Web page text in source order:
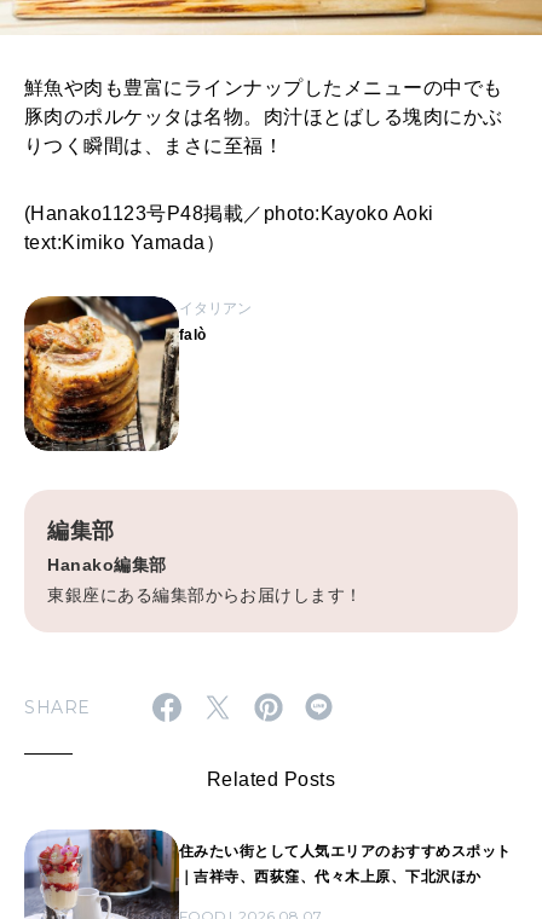
鮮魚や肉も豊富にラインナップしたメニューの中でも
豚肉のポルケッタは名物。肉汁ほとばしる塊肉にかぶ
りつく瞬間は、まさに至福！
(Hanako1123号P48掲載／photo:Kayoko Aoki
text:Kimiko Yamada）
イタリアン
falò
編集部
Hanako編集部
東銀座にある編集部からお届けします！
SHARE
Related Posts
住みたい街として人気エリアのおすすめスポット
｜吉祥寺、西荻窪、代々木上原、下北沢ほか